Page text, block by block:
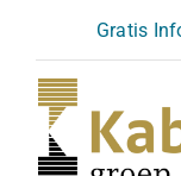
content
Gratis